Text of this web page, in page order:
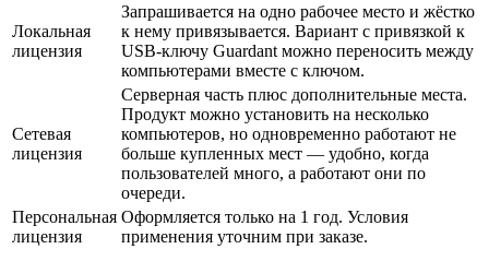
Локальная
лицензия
Запрашивается на одно рабочее место и жёстко
к нему привязывается. Вариант с привязкой к
USB-ключу Guardant можно переносить между
компьютерами вместе с ключом.
Сетевая
лицензия
Серверная часть плюс дополнительные места.
Продукт можно установить на несколько
компьютеров, но одновременно работают не
больше купленных мест — удобно, когда
пользователей много, а работают они по
очереди.
Персональная
лицензия
Оформляется только на 1 год. Условия
применения уточним при заказе.